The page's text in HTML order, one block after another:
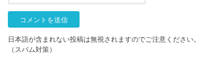
日本語が含まれない投稿は無視されますのでご注意ください。
（スパム対策）